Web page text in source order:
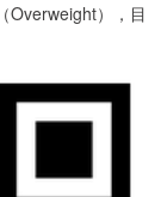
），目